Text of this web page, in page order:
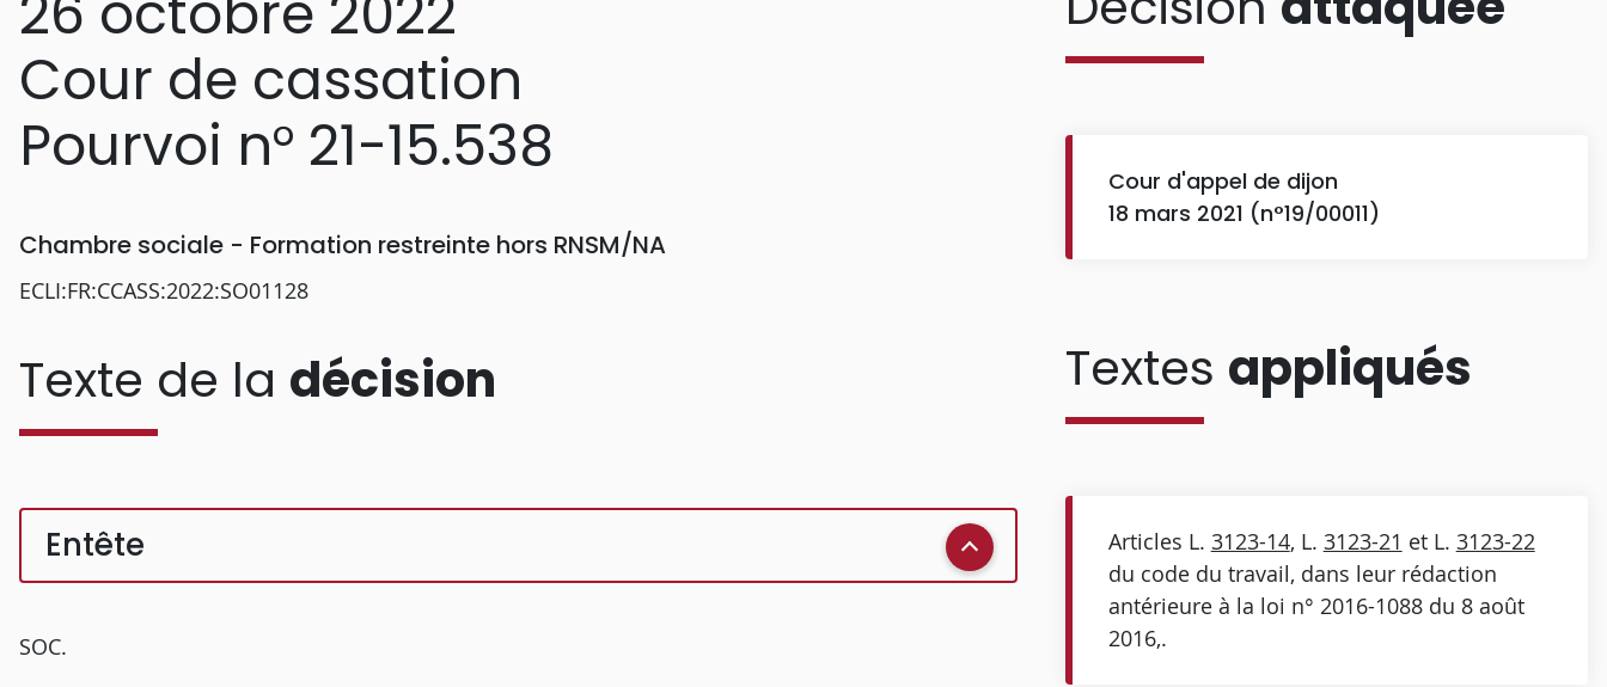
Cour de cassation
Pourvoi n° 21-15.538
Chambre sociale - Formation restreinte hors RNSM/NA
ECLI:FR:CCASS:2022:SO01128
Texte de la décision
Entête
SOC.
Cour d'appel de dijon
18 mars 2021 (n°19/00011)
Textes appliqués
Articles L. 3123-14, L. 3123-21 et L. 3123-22
du code du travail, dans leur rédaction
antérieure à la loi n° 2016-1088 du 8 août
2016,.